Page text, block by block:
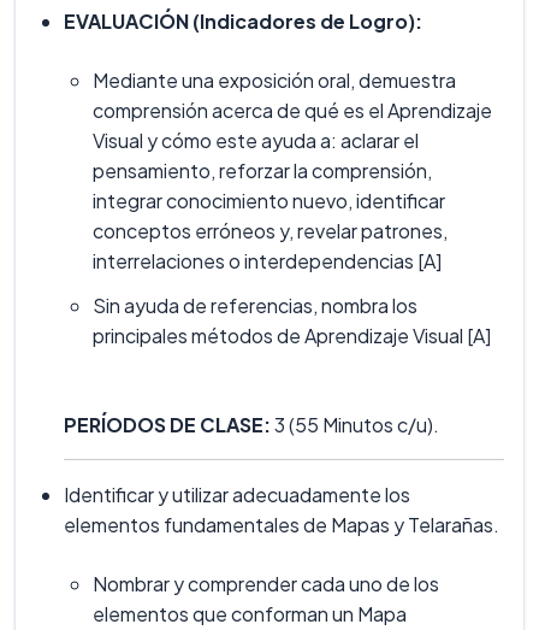
EVALUACIÓN (Indicadores de Logro):
Mediante una exposición oral, demuestra
comprensión acerca de qué es el Aprendizaje
Visual y cómo este ayuda a: aclarar el
pensamiento, reforzar la comprensión,
integrar conocimiento nuevo, identificar
conceptos erróneos y, revelar patrones,
interrelaciones o interdependencias [A]
Sin ayuda de referencias, nombra los
principales métodos de Aprendizaje Visual [A]
PERÍODOS DE CLASE:3 (55 Minutos c/u).
Identificar y utilizar adecuadamente los
elementos fundamentales de Mapas y Telarañas.
Nombrar y comprender cada uno de los
elementos que conforman un Mapa